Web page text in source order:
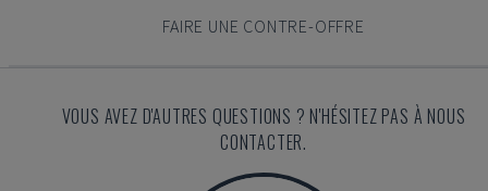
FAIRE UNE CONTRE-OFFRE
VOUS AVEZ D'AUTRES QUESTIONS ? N'HÉSITEZ PAS À NOUS
CONTACTER.